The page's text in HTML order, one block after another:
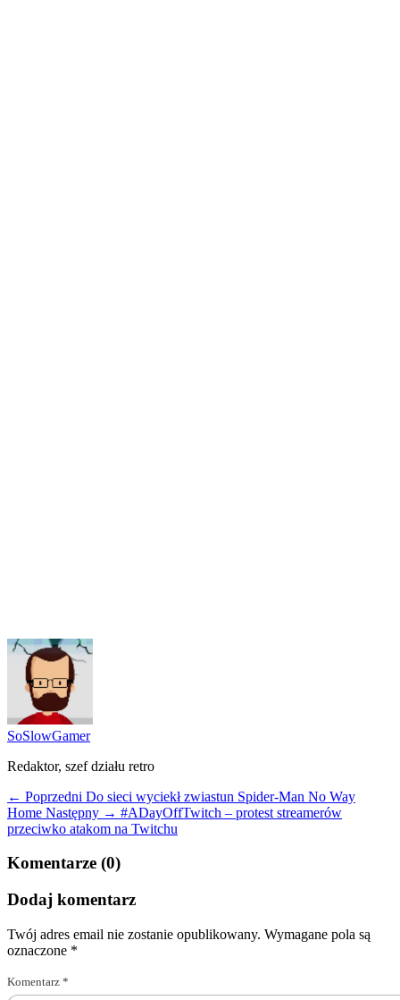
SoSlowGamer
Redaktor, szef działu retro
← Poprzedni Do sieci wyciekł zwiastun Spider-Man No Way
Home Następny → #ADayOffTwitch – protest streamerów
przeciwko atakom na Twitchu
Komentarze (0)
Dodaj komentarz
Twój adres email nie zostanie opublikowany. Wymagane pola są
oznaczone *
Komentarz *